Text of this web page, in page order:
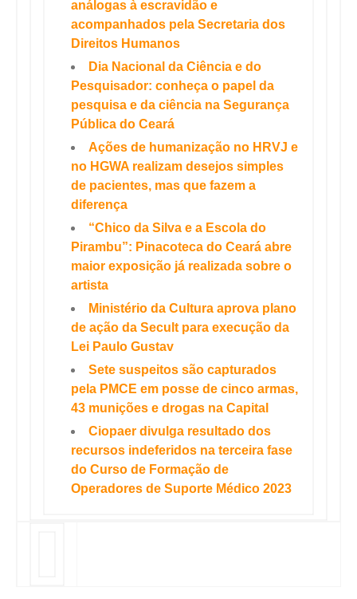
análogas à escravidão e
acompanhados pela Secretaria dos
Direitos Humanos
Dia Nacional da Ciência e do
Pesquisador: conheça o papel da
pesquisa e da ciência na Segurança
Pública do Ceará
Ações de humanização no HRVJ e
no HGWA realizam desejos simples
de pacientes, mas que fazem a
diferença
“Chico da Silva e a Escola do
Pirambu”: Pinacoteca do Ceará abre
maior exposição já realizada sobre o
artista
Ministério da Cultura aprova plano
de ação da Secult para execução da
Lei Paulo Gustav
Sete suspeitos são capturados
pela PMCE em posse de cinco armas,
43 munições e drogas na Capital
Ciopaer divulga resultado dos
recursos indeferidos na terceira fase
do Curso de Formação de
Operadores de Suporte Médico 2023